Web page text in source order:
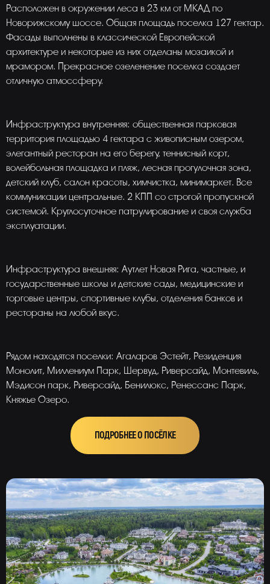
Расположен в окружении леса в 23 км от МКАД по
Новорижскому шоссе. Общая площадь поселка 127 гектар.
Фасады выполнены в классической Европейской
архитектуре и некоторые из них отделаны мозаикой и
мрамором. Прекрасное озеленение поселка создает
отличную атмоссферу.
Инфраструктура внутренняя: общественная парковая
территория площадью 4 гектара с живописным озером,
элегантный ресторан на его берегу, теннисный корт,
волейбольная площадка и пляж, лесная прогулочная зона,
детский клуб, салон красоты, химчистка, минимаркет. Все
коммуникации центральные. 2 КПП со строгой пропускной
системой. Круглосуточное патрулирование и своя служба
эксплуатации.
Инфраструктура внешняя: Аутлет Новая Рига, частные, и
государственные школы и детские сады, медицинские и
торговые центры, спортивные клубы, отделения банков и
рестораны на любой вкус.
Рядом находятся поселки: Агаларов Эстейт, Резиденция
Монолит, Миллениум Парк, Шервуд, Риверсайд, Монтевиль,
Мэдисон парк, Риверсайд, Бенилюкс, Ренессанс Парк,
Княжье Озеро.
ПОДРОБНЕЕ О ПОСЁЛКЕ